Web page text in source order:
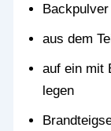
aus dem
auf ein mit
legen